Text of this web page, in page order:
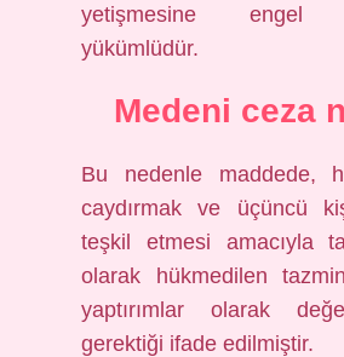
yetişmesine engel
yükümlüdür.
Medeni ceza
Bu nedenle maddede,
caydırmak ve üçüncü
teşkil etmesi amacıyla
olarak hükmedilen
yaptırımlar olarak
gerektiği ifade edilmiştir.